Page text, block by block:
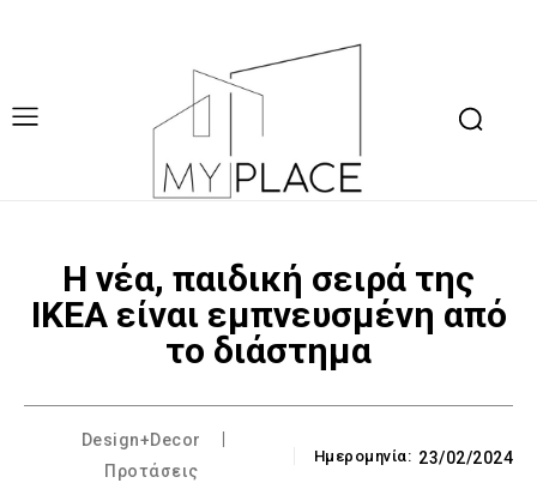
Η νέα, παιδική σειρά της
IKEA είναι εμπνευσμένη από
το διάστημα
Design+Decor
Προτάσεις
Ημερομηνία: 23/02/2024